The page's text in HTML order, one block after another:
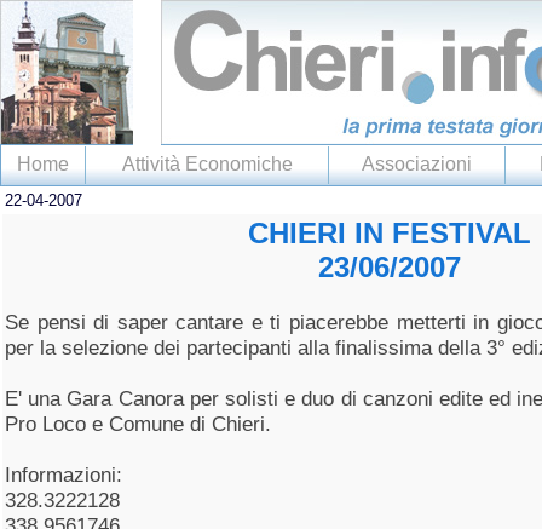
Home Attività Economiche Associazioni
22-04-2007
CHIERI IN FESTIVAL
23/06/2007
Se pensi di saper cantare e ti piacerebbe metterti in
per la selezione dei partecipanti alla finalissima della 3°
E' una Gara Canora per solisti e duo di canzoni edite ed
Pro Loco e Comune di Chieri.
Informazioni:
328.3222128